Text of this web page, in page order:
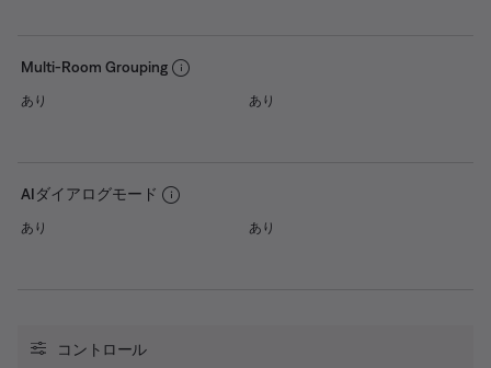
Multi-Room Grouping
あり
AIダイアログモード
あり
コントロール
あり
あり